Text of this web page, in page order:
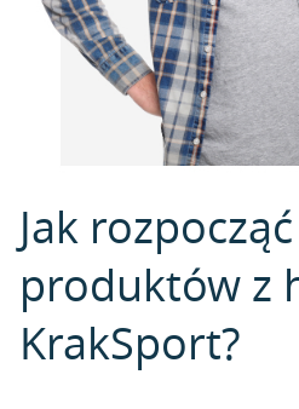
Jak
produktów z
KrakSport?